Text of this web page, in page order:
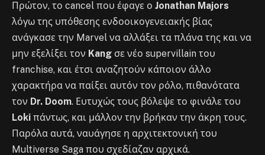
Πρώτον, το cancel που έφαγε ο Jonathan Majors
λόγω της υπόθεσης ενδοοικογενειακής βίας
ανάγκασε την Marvel να αλλάξει τα πλάνα της και να
μην εξελίξει τον Kang σε νέο supervillain του
franchise, και έτσι αναζητούν κάποιον άλλο
χαρακτήρα να παίξει αυτόν τον ρόλο, πιθανότατα
τον Dr. Doom. Ευτυχώς τους βόλεψε το φινάλε του
Loki πάντως, και μάλλον την βρήκαν την άκρη τους.
Παρόλα αυτά, ναυάγησε η αρχιτεκτονική του
Multiverse Saga που σχεδίαζαν αρχικά.